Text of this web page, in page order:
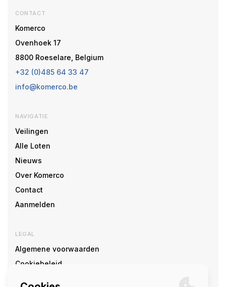
CONTACT
Komerco
Ovenhoek 17
8800 Roeselare, Belgium
+32 (0)485 64 33 47
info@komerco.be
NAVIGATIE
Veilingen
Alle Loten
Nieuws
Over Komerco
Contact
Aanmelden
LEGAL
Algemene voorwaarden
Cookiebeleid